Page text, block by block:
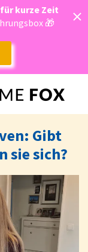
kurze Zeit
🎁
Gibt
sie sich?